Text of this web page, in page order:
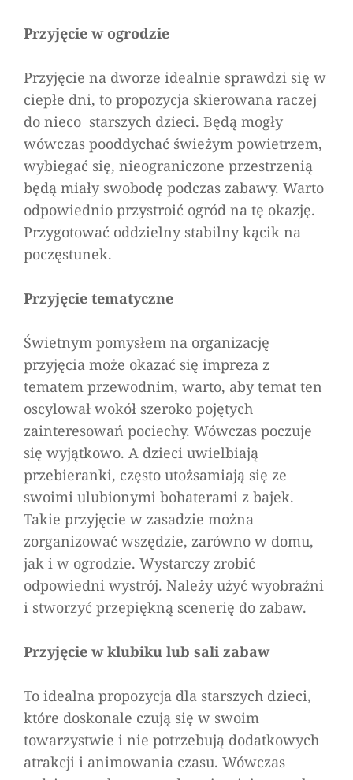
Przyjęcie w ogrodzie
Przyjęcie na dworze idealnie sprawdzi się w
ciepłe dni, to propozycja skierowana raczej
do nieco starszych dzieci. Będą mogły
wówczas pooddychać świeżym powietrzem,
wybiegać się, nieograniczone przestrzenią
będą miały swobodę podczas zabawy. Warto
odpowiednio przystroić ogród na tę okazję.
Przygotować oddzielny stabilny kącik na
poczęstunek.
Przyjęcie tematyczne
Świetnym pomysłem na organizację
przyjęcia może okazać się impreza z
tematem przewodnim, warto, aby temat ten
oscylował wokół szeroko pojętych
zainteresowań pociechy. Wówczas poczuje
się wyjątkowo. A dzieci uwielbiają
przebieranki, często utożsamiają się ze
swoimi ulubionymi bohaterami z bajek.
Takie przyjęcie w zasadzie można
zorganizować wszędzie, zarówno w domu,
jak i w ogrodzie. Wystarczy zrobić
odpowiedni wystrój. Należy użyć wyobraźni
i stworzyć przepiękną scenerię do zabaw.
Przyjęcie w klubiku lub sali zabaw
To idealna propozycja dla starszych dzieci,
które doskonale czują się w swoim
towarzystwie i nie potrzebują dodatkowych
atrakcji i animowania czasu. Wówczas